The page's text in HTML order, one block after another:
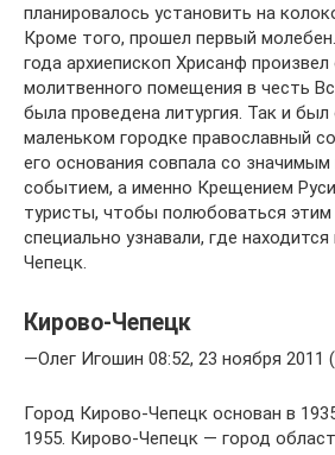
планировалось установить на
Кроме того, прошел первый
года архиепископ Хрисанф
молитвенного помещения в честь
была проведена литургия. Так и
маленьком городке православный
его основания совпала со
событием, а именно Крещением
туристы, чтобы полюбоваться
специально узнавали, где
Чепецк.
Кирово-Чепецк
—Олег Игошин 08:52, 23 ноября 2011
Город Кирово-Чепецк основан в
1955. Кирово-Чепецк — город